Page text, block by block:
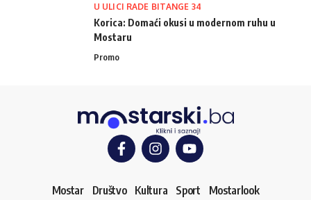
U ULICI RADE BITANGE 34
Korica: Domaći okusi u modernom ruhu u
Mostaru
Promo
Mostar Društvo Kultura Sport Mostarlook